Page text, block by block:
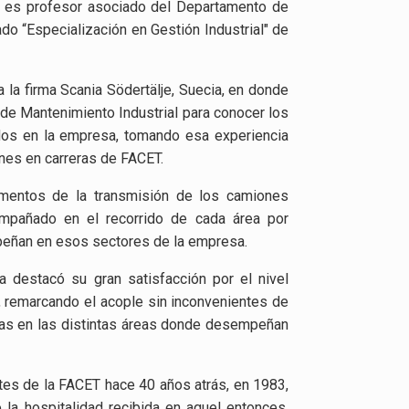
es profesor asociado del Departamento de
“Especialización en Gestión Industrial" de
firma Scania Södertälje, Suecia, en donde
Mantenimiento Industrial para conocer los
en la empresa, tomando esa experiencia
en carreras de FACET.
de la transmisión de los camiones
en el recorrido de cada área por
en esos sectores de la empresa.
destacó su gran satisfacción por el nivel
el acople sin inconvenientes de
en las distintas áreas donde desempeñan
de la FACET hace 40 años atrás, en 1983,